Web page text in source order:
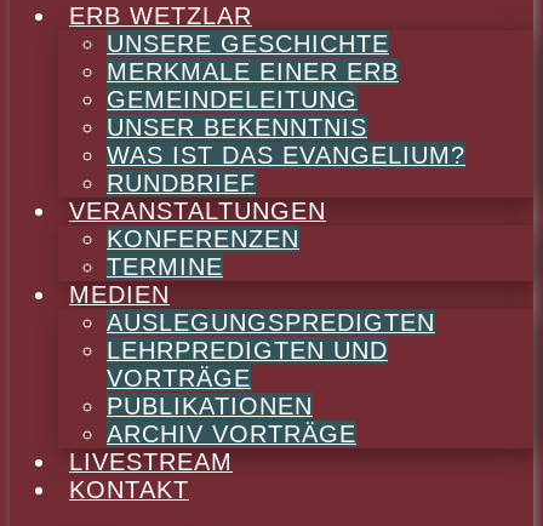
ERB WETZLAR
UNSERE GESCHICHTE
MERKMALE EINER ERB
GEMEINDELEITUNG
UNSER BEKENNTNIS
WAS IST DAS EVANGELIUM?
RUNDBRIEF
VERANSTALTUNGEN
KONFERENZEN
TERMINE
MEDIEN
AUSLEGUNGSPREDIGTEN
LEHRPREDIGTEN UND
VORTRÄGE
PUBLIKATIONEN
ARCHIV VORTRÄGE
LIVESTREAM
KONTAKT